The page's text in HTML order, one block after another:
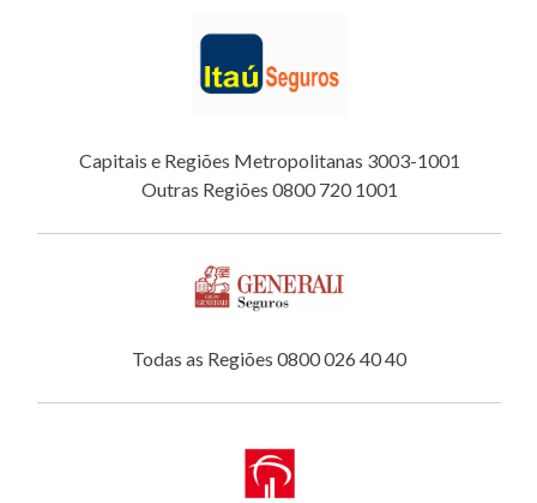
Capitais e Regiões Metropolitanas 3003-1001
Outras Regiões 0800 720 1001
Todas as Regiões 0800 026 40 40